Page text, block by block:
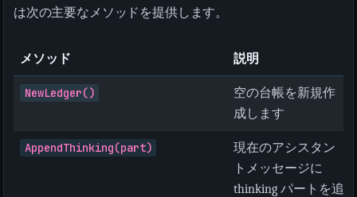
は次の主要なメソッドを提供します。
メソッド 説明
NewLedger()
空の台帳を新規作
成します
AppendThinking(part)
現在のアシスタン
トメッセージに
thinking パートを追